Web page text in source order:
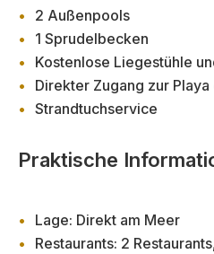
2 Außenpools
1 Sprudelbecken
Kostenlose Liegestühle
Direkter Zugang zur
Strandtuchservice
Praktische
Lage: Direkt am Meer
Restaurants: 2